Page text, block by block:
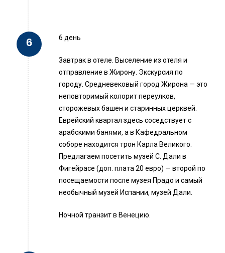
6 день
Завтрак в отеле. Выселение из отеля и
отправление в Жирону. Экскурсия по
городу. Средневековый город Жирона — это
неповторимый колорит переулков,
сторожевых башен и старинных церквей.
Еврейский квартал здесь соседствует с
арабскими банями, а в Кафедральном
соборе находится трон Карла Великого.
Предлагаем посетить музей С. Дали в
Фигейрасе (доп. плата 20 евро) — второй по
посещаемости после музея Прадо и самый
необычный музей Испании, музей Дали.
Ночной транзит в Венецию.